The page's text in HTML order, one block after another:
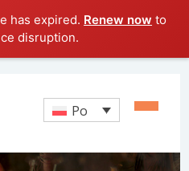
has expired. Renew now to
disruption.
Po